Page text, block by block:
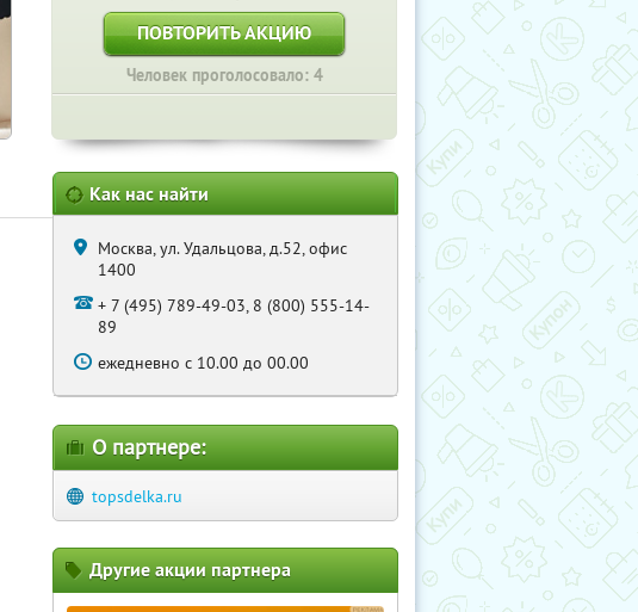
ПОВТОРИТЬ АКЦИЮ
Человек проголосовало: 4
Как нас найти
Москва, ул. Удальцова, д.52, офис
1400
+ 7 (495) 789-49-03, 8 (800) 555-14-
89
ежедневно с 10.00 до 00.00
О партнере:
topsdelka.ru
Другие акции партнера